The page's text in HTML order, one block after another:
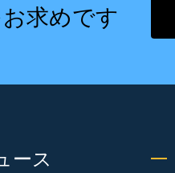
求めです
ース